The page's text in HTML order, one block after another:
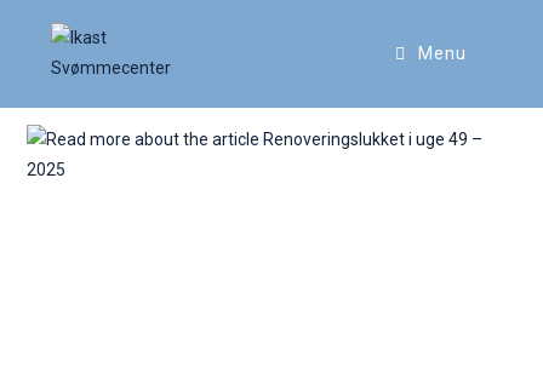
Menu
Renoveringslukket i uge 49 – 2025